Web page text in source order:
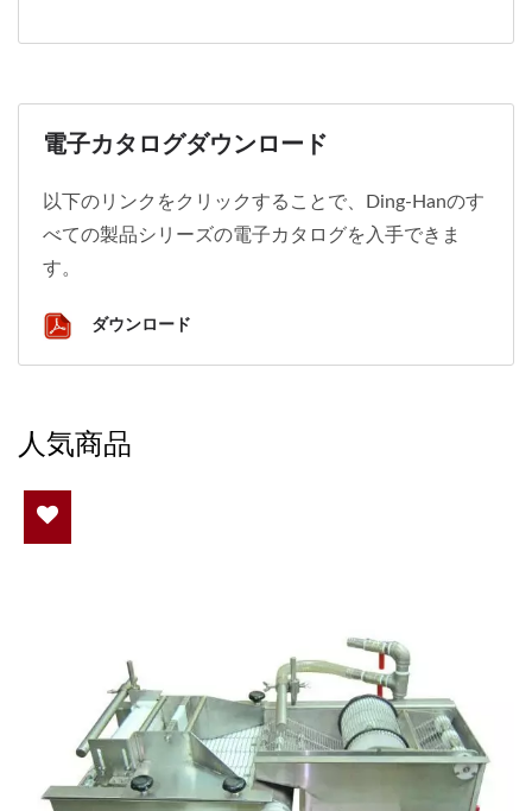
電子カタログダウンロード
以下のリンクをクリックすることで、Ding-Hanのす
べての製品シリーズの電子カタログを入手できま
す。
ダウンロード
人気商品